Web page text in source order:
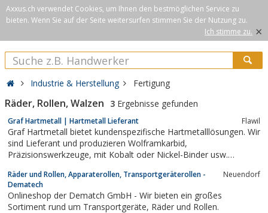
Axxus.ch verwendet Cookies, um Ihnen den bestmöglichen Service zu
bieten. Wenn Sie auf der Seite weitersurfen stimmen Sie der Nutzung zu.
Ich stimme zu. ×
Industrie & Herstellung Fertigung
Räder, Rollen, Walzen 3 Ergebnisse gefunden
Graf Hartmetall | Hartmetall Lieferant Flawil
Graf Hartmetall bietet kundenspezifische Hartmetalllösungen. Wir
sind Lieferant und produzieren Wolframkarbid,
Präzisionswerkzeuge, mit Kobalt oder Nickel-Binder usw.
Räder und Rollen, Apparaterollen, Transportgeräterollen -
Dematech
Neuendorf
Onlineshop der Dematch GmbH - Wir bieten ein großes
Sortiment rund um Transportgeräte, Räder und Rollen.